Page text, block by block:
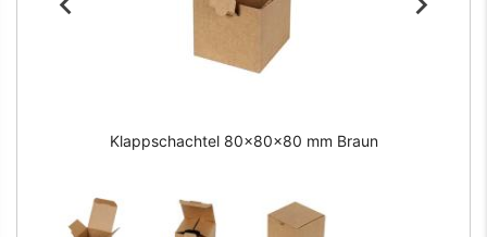
Klappschachtel 80x80x80 mm Braun